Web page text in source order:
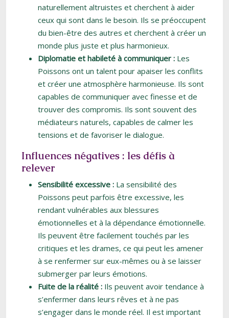
naturellement altruistes et cherchent à aider
ceux qui sont dans le besoin. Ils se préoccupent
du bien-être des autres et cherchent à créer un
monde plus juste et plus harmonieux.
Diplomatie et habileté à communiquer : Les
Poissons ont un talent pour apaiser les conflits
et créer une atmosphère harmonieuse. Ils sont
capables de communiquer avec finesse et de
trouver des compromis. Ils sont souvent des
médiateurs naturels, capables de calmer les
tensions et de favoriser le dialogue.
Influences négatives : les défis à
relever
Sensibilité excessive : La sensibilité des
Poissons peut parfois être excessive, les
rendant vulnérables aux blessures
émotionnelles et à la dépendance émotionnelle.
Ils peuvent être facilement touchés par les
critiques et les drames, ce qui peut les amener
à se renfermer sur eux-mêmes ou à se laisser
submerger par leurs émotions.
Fuite de la réalité : Ils peuvent avoir tendance à
s’enfermer dans leurs rêves et à ne pas
s’engager dans le monde réel. Il est important